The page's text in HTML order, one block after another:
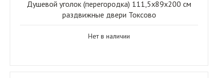
Нет в наличии
Душевой уголок (перегородка) 111,5x89x200 см
раздвижные двери Токсово